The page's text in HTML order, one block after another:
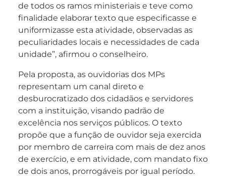
de todos os ramos ministeriais e teve como
finalidade elaborar texto que especificasse e
uniformizasse esta atividade, observadas as
peculiaridades locais e necessidades de cada
unidade”, afirmou o conselheiro.
Pela proposta, as ouvidorias dos MPs
representam um canal direto e
desburocratizado dos cidadãos e servidores
com a instituição, visando padrão de
excelência nos serviços públicos. O texto
propõe que a função de ouvidor seja exercida
por membro de carreira com mais de dez anos
de exercício, e em atividade, com mandato fixo
de dois anos, prorrogáveis por igual período.